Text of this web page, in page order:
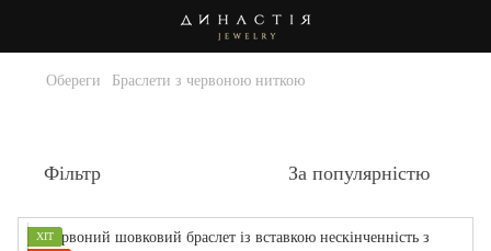
Обереги Браслети з червоною ниткою
Фільтр За популярністю
ХІТ